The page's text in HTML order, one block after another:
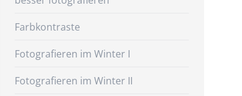
Farbkontraste
Fotografieren im Winter I
Fotografieren im Winter II